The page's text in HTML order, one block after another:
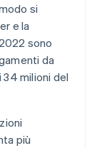
si
e la
sono
da
milioni del
più